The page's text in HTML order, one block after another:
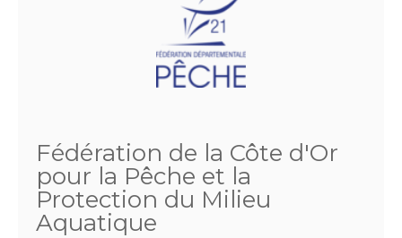
Fédération de la Côte d'Or
pour la Pêche et la
Protection du Milieu
Aquatique